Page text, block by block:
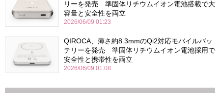
リーを発売 準固体リチウムイオン電池搭載で大
容量と安全性を両立
2026/06/09 01:23
QIROCA、薄さ約8.3mmのQi2対応モバイルバッ
テリーを発売 準固体リチウムイオン電池採用で
安全性と携帯性を両立
2026/06/09 01:08